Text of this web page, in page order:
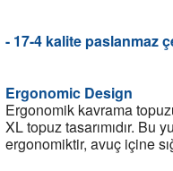
- 17-4 kalite paslanmaz
Ergonomic Design
Ergonomik kavrama
XL topuz tasarımıdır. Bu
ergonomiktir, avuç içine